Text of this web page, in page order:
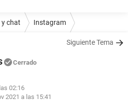
y chat Instagram
Siguiente Tema
Cerrado
02:16
2021 a las 15:41